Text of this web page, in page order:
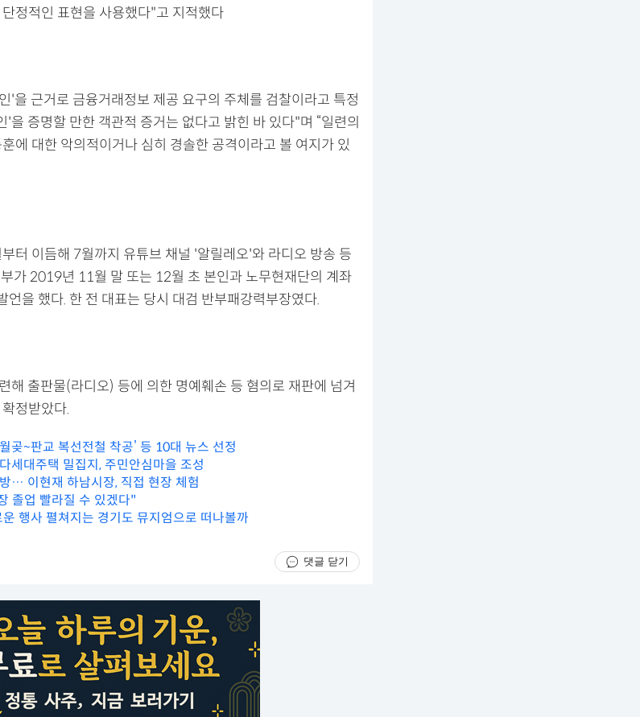
정적인 표현을 사용했다"고 지적했다
'을 근거로 금융거래정보 제공 요구의 주체를 검찰이라고 특정
'을 증명할 만한 객관적 증거는 없다고 밝힌 바 있다"며 “일련의
에 대한 악의적이거나 심히 경솔한 공격이라고 볼 여지가 있
터 이듬해 7월까지 유튜브 채널 '알릴레오'와 라디오 방송 등
가 2019년 11월 말 또는 12월 초 본인과 노무현재단의 계좌
언을 했다. 한 전 대표는 당시 대검 반부패강력부장였다.
해 출판물(라디오) 등에 의한 명예훼손 등 혐의로 재판에 넘겨
정받았다.
곶~판교 복선전철 착공’ 등 10대 뉴스 선정
세대주택 밀집지, 주민안심마을 조성
… 이현재 하남시장, 직접 현장 체험
졸업 빨라질 수 있겠다"
행사 펼쳐지는 경기도 뮤지엄으로 떠나볼까
댓글 닫기